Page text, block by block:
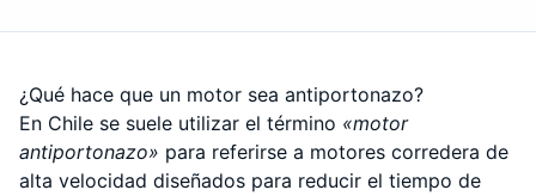
¿Qué hace que un motor sea antiportonazo?
En Chile se suele utilizar el término «motor
antiportonazo» para referirse a motores corredera de
alta velocidad diseñados para reducir el tiempo de